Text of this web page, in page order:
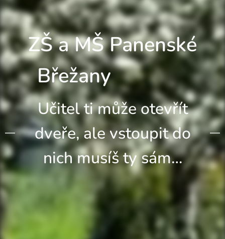
ZŠ a MŠ Panenské
Břežany
Učitel ti může otevřít
dveře, ale vstoupit do
nich musíš ty sám…